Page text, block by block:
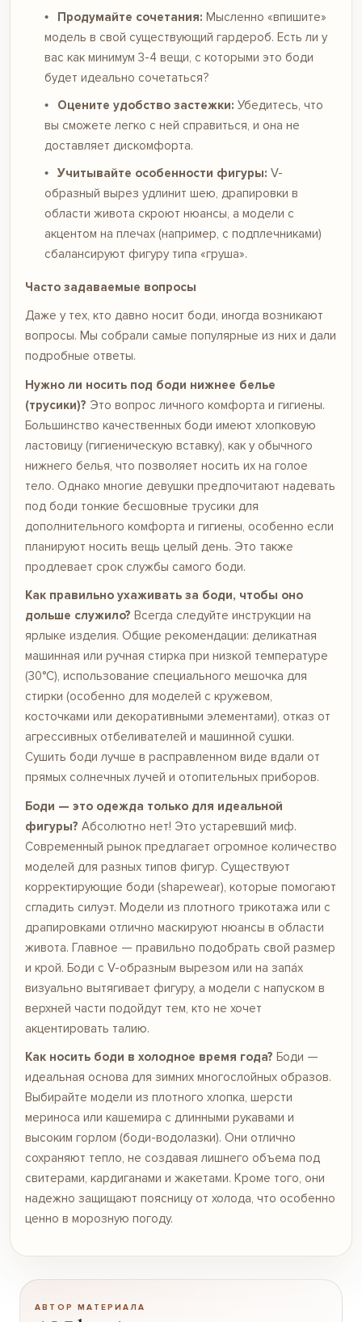
Продумайте сочетания: Мысленно «впишите»
модель в свой существующий гардероб. Есть ли у
вас как минимум 3-4 вещи, с которыми это боди
будет идеально сочетаться?
Оцените удобство застежки: Убедитесь, что
вы сможете легко с ней справиться, и она не
доставляет дискомфорта.
Учитывайте особенности фигуры: V-
образный вырез удлинит шею, драпировки в
области живота скроют нюансы, а модели с
акцентом на плечах (например, с подплечниками)
сбалансируют фигуру типа «груша».
Часто задаваемые вопросы
Даже у тех, кто давно носит боди, иногда возникают
вопросы. Мы собрали самые популярные из них и дали
подробные ответы.
Нужно ли носить под боди нижнее белье
(трусики)? Это вопрос личного комфорта и гигиены.
Большинство качественных боди имеют хлопковую
ластовицу (гигиеническую вставку), как у обычного
нижнего белья, что позволяет носить их на голое
тело. Однако многие девушки предпочитают надевать
под боди тонкие бесшовные трусики для
дополнительного комфорта и гигиены, особенно если
планируют носить вещь целый день. Это также
продлевает срок службы самого боди.
Как правильно ухаживать за боди, чтобы оно
дольше служило? Всегда следуйте инструкции на
ярлыке изделия. Общие рекомендации: деликатная
машинная или ручная стирка при низкой температуре
(30°C), использование специального мешочка для
стирки (особенно для моделей с кружевом,
косточками или декоративными элементами), отказ от
агрессивных отбеливателей и машинной сушки.
Сушить боди лучше в расправленном виде вдали от
прямых солнечных лучей и отопительных приборов.
Боди — это одежда только для идеальной
фигуры? Абсолютно нет! Это устаревший миф.
Современный рынок предлагает огромное количество
моделей для разных типов фигур. Существуют
корректирующие боди (shapewear), которые помогают
сгладить силуэт. Модели из плотного трикотажа или с
драпировками отлично маскируют нюансы в области
живота. Главное — правильно подобрать свой размер
и крой. Боди с V-образным вырезом или на запáх
визуально вытягивает фигуру, а модели с напуском в
верхней части подойдут тем, кто не хочет
акцентировать талию.
Как носить боди в холодное время года? Боди —
идеальная основа для зимних многослойных образов.
Выбирайте модели из плотного хлопка, шерсти
мериноса или кашемира с длинными рукавами и
высоким горлом (боди-водолазки). Они отлично
сохраняют тепло, не создавая лишнего объема под
свитерами, кардиганами и жакетами. Кроме того, они
надежно защищают поясницу от холода, что особенно
ценно в морозную погоду.
АВТОР МАТЕРИАЛА